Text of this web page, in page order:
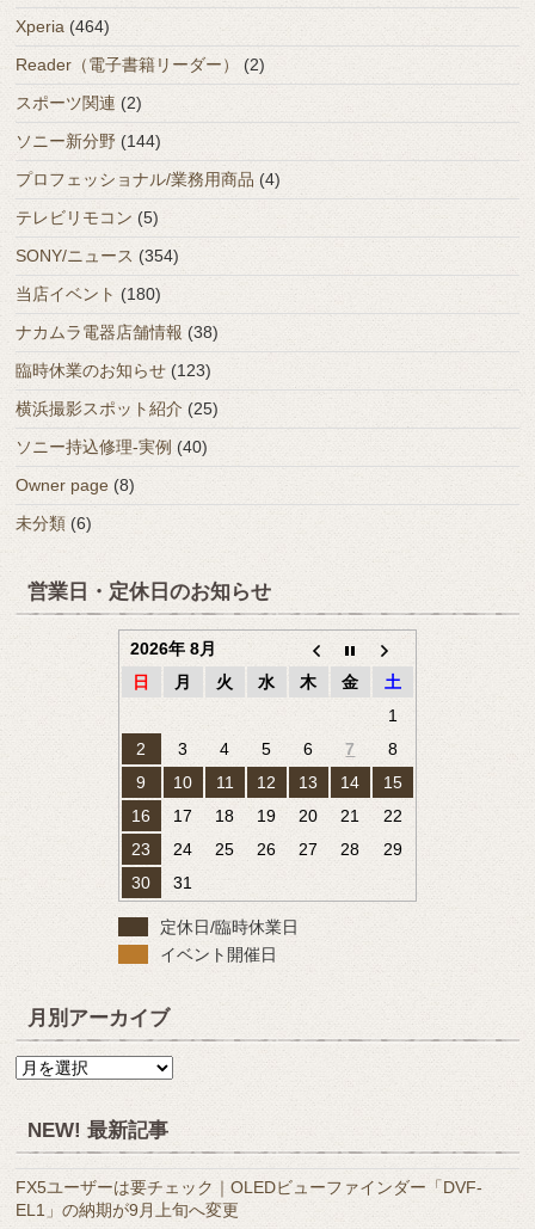
Xperia (464)
Reader（電子書籍リーダー）
(2)
スポーツ関連 (2)
ソニー新分野 (144)
プロフェッショナル/業務用商品 (4)
テレビリモコン (5)
SONY/ニュース (354)
当店イベント (180)
ナカムラ電器店舗情報 (38)
臨時休業のお知らせ (123)
横浜撮影スポット紹介 (25)
ソニー持込修理-実例 (40)
Owner page (8)
未分類 (6)
営業日・定休日のお知らせ
2026年 8月
日
月 火 水 木 金
土
1
2
3 4 5 6 7
8
9
10 11 12 13 14
15
16
17 18 19 20 21
22
23
24 25 26 27 28
29
30
31
定休日/臨時休業日
イベント開催日
月別アーカイブ
月
ー
カ
イ
ブ
NEW! 最新記事
FX5ユーザーは要チェック｜OLEDビューファインダー「DVF-
EL1」の納期が9月上旬へ変更